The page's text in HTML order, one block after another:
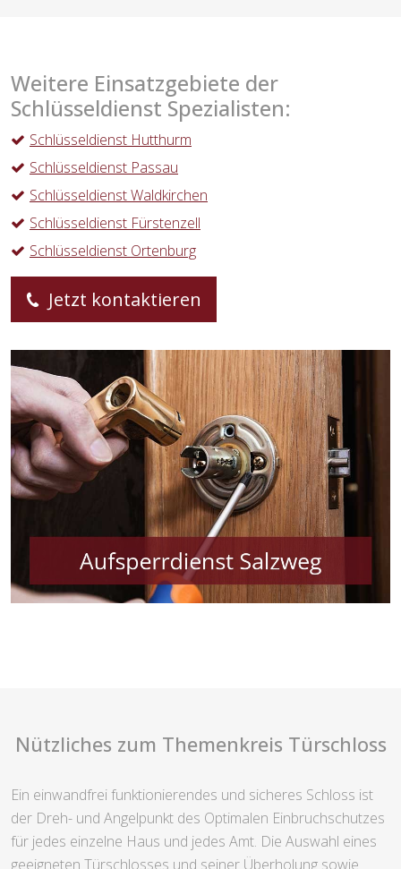
Weitere Einsatzgebiete der
Schlüsseldienst Spezialisten:
Schlüsseldienst Hutthurm
Schlüsseldienst Passau
Schlüsseldienst Waldkirchen
Schlüsseldienst Fürstenzell
Schlüsseldienst Ortenburg
Jetzt kontaktieren
Nützliches zum Themenkreis Türschloss
Ein einwandfrei funktionierendes und sicheres Schloss ist
der Dreh- und Angelpunkt des Optimalen Einbruchschutzes
für jedes einzelne Haus und jedes Amt. Die Auswahl eines
geeigneten Türschlosses und seiner Überholung sowie